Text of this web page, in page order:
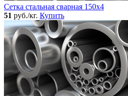
Сетка стальная сварная 150x4
51 руб./кг. Купить